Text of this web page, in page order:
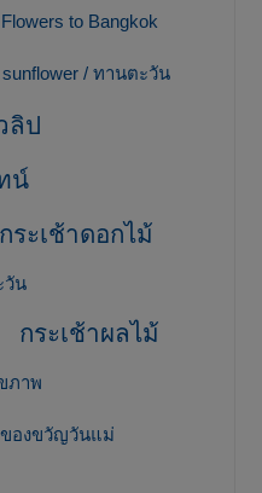
to Bangkok
sunflower / ทานตะวัน
ลิป
น์
กระเช้าดอกไม้
วัน
กระเช้าผลไม้
ภาพ
ของขวัญวันแม่